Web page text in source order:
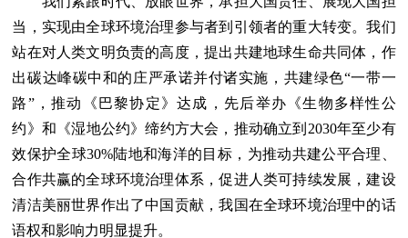
当，实现由全球环境治理参与者到引领者的重大转变。我们
站在对人类文明负责的高度，提出共建地球生命共同体，作
出碳达峰碳中和的庄严承诺并付诸实施，共建绿色“一带一
路”，推动《巴黎协定》达成，先后举办《生物多样性公
约》和《湿地公约》缔约方大会，推动确立到2030年至少有
效保护全球30%陆地和海洋的目标，为推动共建公平合理、
合作共赢的全球环境治理体系，促进人类可持续发展，建设
清洁美丽世界作出了中国贡献，我国在全球环境治理中的话
语权和影响力明显提升。